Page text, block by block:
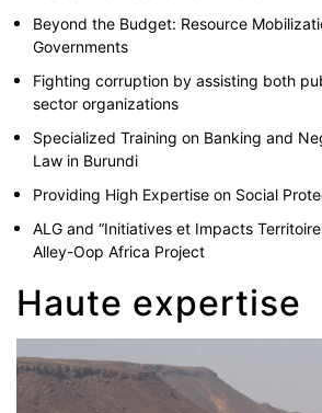
Beyond the Budget: Resource
Governments
Fighting corruption by assisting both
sector organizations
Specialized Training on Banking and
Law in Burundi
Providing High Expertise on Social
ALG and “Initiatives et Impacts
Alley-Oop Africa Project
Haute expertise